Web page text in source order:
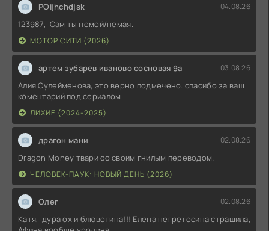
POijhchdjsk 04.08.26
123987, Сам ты немой/немая.
МОТОР СИТИ (2026)
артем зубарев иваново сосновая 9а 03.08.26
Алия Сулейменова, это верно подмечено. спасибо за ваш
коментарий под сериалом
ЛИХИЕ (2024-2025)
драгон мани 02.08.26
Dragon Money твари со своим гнилым переводом.
ЧЕЛОВЕК-ПАУК: НОВЫЙ ДЕНЬ (2026)
Олег 02.08.26
Катя, дура ох и блювотина!!! Елена негретосина страшила,